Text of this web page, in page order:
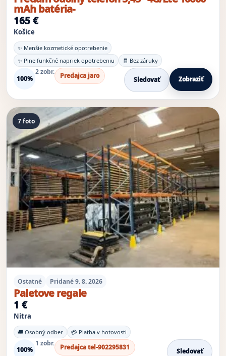
mAh batéria-
165 €
Košice
✨ Menšie kozmetické opotrebenie
✨ Plne funkčné napriek opotrebeniu
🧾 Bez záruky
100%
2 zobr. Predajca jaro Sledovať Zobraziť
7 foto
Ostatné Pridané 9. 8. 2026
Paletove regale
1 €
Nitra
🚚 Osobný odber 💳 Platba v hotovosti
100%
1 zobr. Predajca tel-902295831 Sledovať